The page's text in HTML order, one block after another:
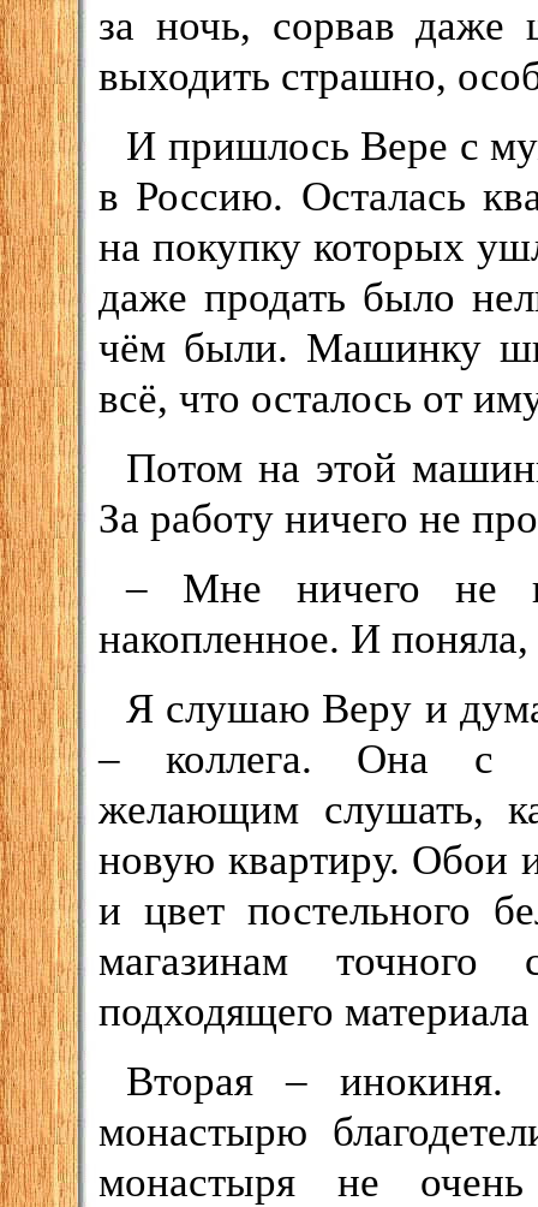
за ночь, сорвав
выходить страшно,
И пришлось Вере с
в Россию. Осталась
на покупку которых
даже продать было
чём были. Машинку
всё, что осталось от
Потом на этой
За работу ничего не
– Мне ничего не
накопленное. И поняла,
Я слушаю Веру и
– коллега. Она с
желающим слушать,
новую квартиру. Обои
и цвет постельного
магазинам точного
подходящего
Вторая – инокиня.
монастырю
монастыря не очень